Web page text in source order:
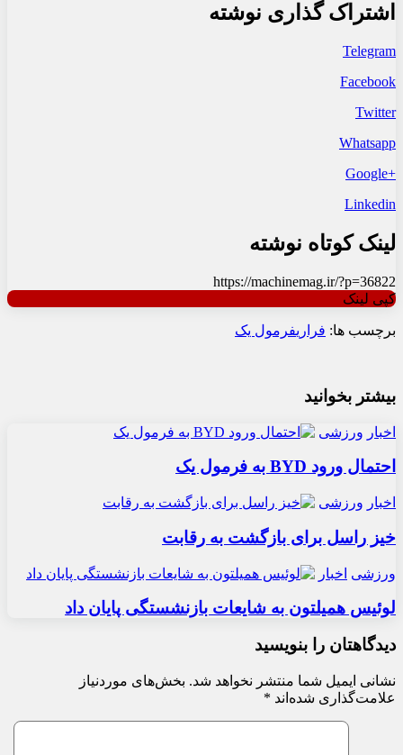
اشتراک گذاری نوشته
Telegram
Facebook
Twitter
Whatsapp
+Google
Linkedin
لینک کوتاه نوشته
https://machinemag.ir/?p=36822
کپی لینک
برچسب ها: فراریفرمول یک
بیشتر بخوانید
اخبار ورزشی
احتمال ورود BYD به فرمول یک
اخبار ورزشی
خیز راسل برای بازگشت به رقابت
ورزشی اخبار
لوئیس همیلتون به شایعات بازنشستگی پایان داد
دیدگاهتان را بنویسید
نشانی ایمیل شما منتشر نخواهد شد. بخش‌های موردنیاز
علامت‌گذاری شده‌اند *